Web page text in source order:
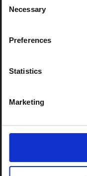
Selection
Necessary
Preferences
Statistics
Marketing
– رؤى ودروس
الأبعاد الاجتماعية
لتحسين